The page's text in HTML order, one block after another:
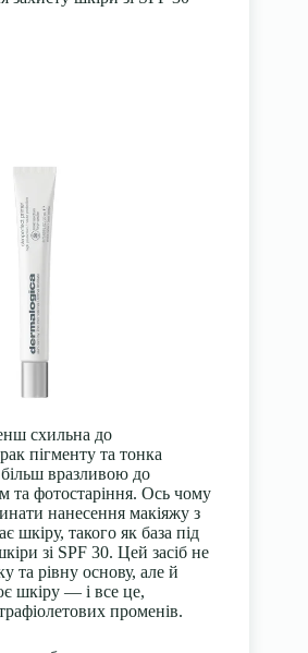
схильна до
пігменту та тонка
більш вразливою до
та фотостаріння. Ось чому
нанесення макіяжу з
шкіру, такого як база під
зі SPF 30. Цей засіб не
та рівну основу, але й
шкіру — і все це,
променів.